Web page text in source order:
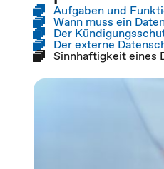
Aufgaben und
Wann muss ein
Der
Der externe
Sinnhaftigkeit eines